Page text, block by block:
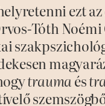
ezt
Tóth
traumaés